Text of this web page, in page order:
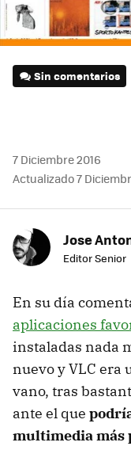
Sin comentarios
7 Diciembre 2016
Actualizado 7
Jose
Editor Senior
En su día
aplicaciones
instaladas nada
nuevo y VLC era
vano, tras
ante el que
multimedia más